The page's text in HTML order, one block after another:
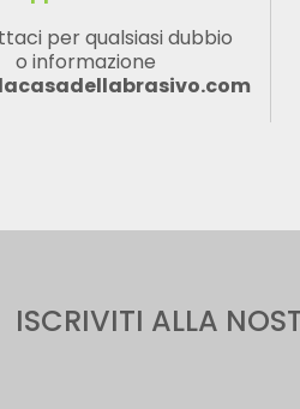
per qualsiasi dubbio
o informazione
ISCRIVITI ALLA